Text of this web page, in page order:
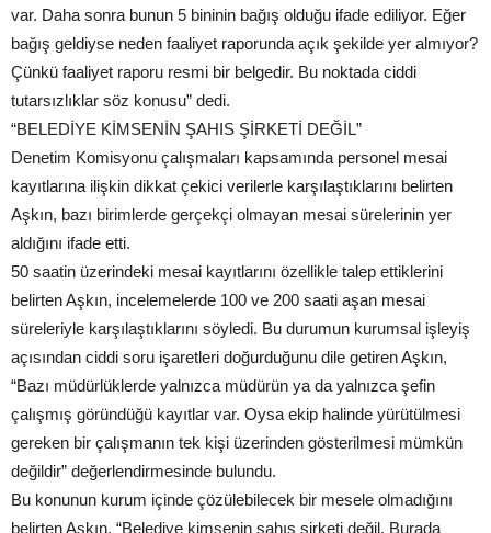
var. Daha sonra bunun 5 bininin bağış olduğu ifade ediliyor. Eğer
bağış geldiyse neden faaliyet raporunda açık şekilde yer almıyor?
Çünkü faaliyet raporu resmi bir belgedir. Bu noktada ciddi
tutarsızlıklar söz konusu” dedi.
“BELEDİYE KİMSENİN ŞAHIS ŞİRKETİ DEĞİL”
Denetim Komisyonu çalışmaları kapsamında personel mesai
kayıtlarına ilişkin dikkat çekici verilerle karşılaştıklarını belirten
Aşkın, bazı birimlerde gerçekçi olmayan mesai sürelerinin yer
aldığını ifade etti.
50 saatin üzerindeki mesai kayıtlarını özellikle talep ettiklerini
belirten Aşkın, incelemelerde 100 ve 200 saati aşan mesai
süreleriyle karşılaştıklarını söyledi. Bu durumun kurumsal işleyiş
açısından ciddi soru işaretleri doğurduğunu dile getiren Aşkın,
“Bazı müdürlüklerde yalnızca müdürün ya da yalnızca şefin
çalışmış göründüğü kayıtlar var. Oysa ekip halinde yürütülmesi
gereken bir çalışmanın tek kişi üzerinden gösterilmesi mümkün
değildir” değerlendirmesinde bulundu.
Bu konunun kurum içinde çözülebilecek bir mesele olmadığını
belirten Aşkın, “Belediye kimsenin şahıs şirketi değil. Burada